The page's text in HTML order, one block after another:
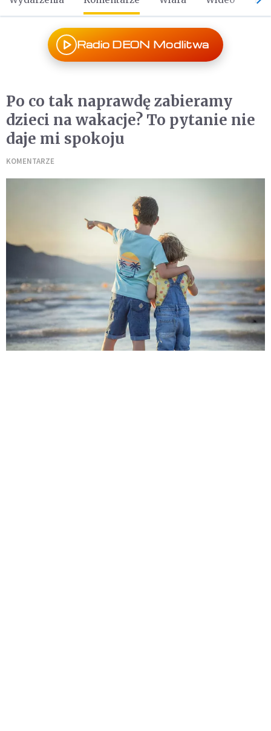
Radio DEON Modlitwa
Po co tak naprawdę zabieramy
dzieci na wakacje? To pytanie nie
daje mi spokoju
KOMENTARZE